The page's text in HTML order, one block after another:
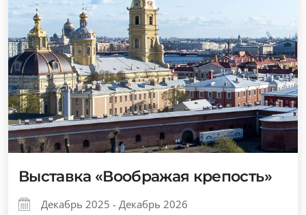
Выставка «Воображая крепость»
Декабрь 2025 - Декабрь 2026